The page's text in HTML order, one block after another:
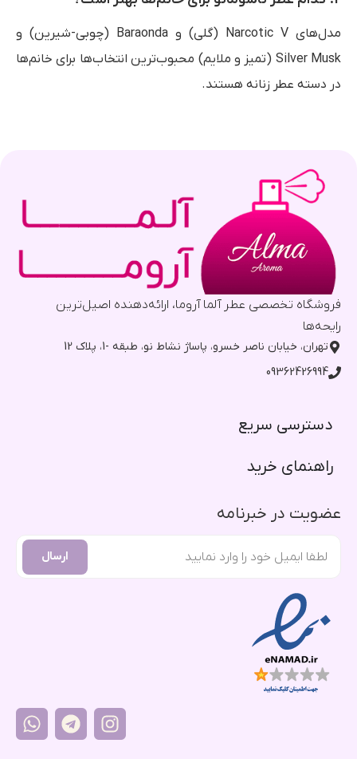
مدل‌های Narcotic V (گلی) و Baraonda (چوبی-شیرین) و
Silver Musk (تمیز و ملایم) محبوب‌ترین انتخاب‌ها برای خانم‌ها
در دسته عطر زنانه هستند.
فروشگاه تخصصی عطر آلما آروما، ارائه‌دهنده اصیل‌ترین
رایحه‌ها
تهران، خیابان ناصر خسرو، پاساژ نشاط نو، طبقه -1، پلاک 12
09362426994
دسترسی سریع​
راهنمای خرید​
عضویت در خبرنامه
ارسال